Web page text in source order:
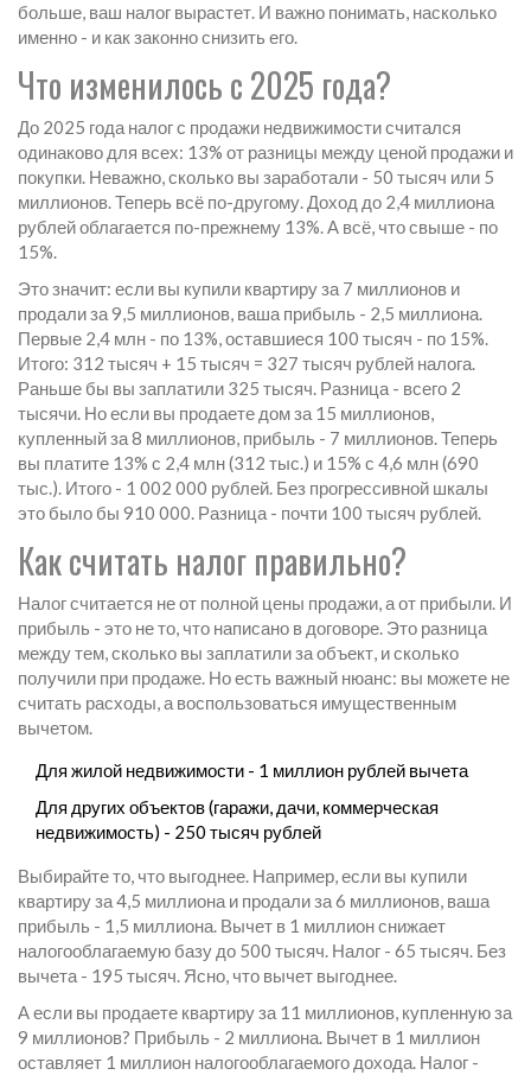
больше, ваш налог вырастет. И важно понимать, насколько
именно - и как законно снизить его.
Что изменилось с 2025 года?
До 2025 года налог с продажи недвижимости считался
одинаково для всех: 13% от разницы между ценой продажи и
покупки. Неважно, сколько вы заработали - 50 тысяч или 5
миллионов. Теперь всё по-другому. Доход до 2,4 миллиона
рублей облагается по-прежнему 13%. А всё, что свыше - по
15%.
Это значит: если вы купили квартиру за 7 миллионов и
продали за 9,5 миллионов, ваша прибыль - 2,5 миллиона.
Первые 2,4 млн - по 13%, оставшиеся 100 тысяч - по 15%.
Итого: 312 тысяч + 15 тысяч = 327 тысяч рублей налога.
Раньше бы вы заплатили 325 тысяч. Разница - всего 2
тысячи. Но если вы продаете дом за 15 миллионов,
купленный за 8 миллионов, прибыль - 7 миллионов. Теперь
вы платите 13% с 2,4 млн (312 тыс.) и 15% с 4,6 млн (690
тыс.). Итого - 1 002 000 рублей. Без прогрессивной шкалы
это было бы 910 000. Разница - почти 100 тысяч рублей.
Как считать налог правильно?
Налог считается не от полной цены продажи, а от прибыли. И
прибыль - это не то, что написано в договоре. Это разница
между тем, сколько вы заплатили за объект, и сколько
получили при продаже. Но есть важный нюанс: вы можете не
считать расходы, а воспользоваться имущественным
вычетом.
Для жилой недвижимости - 1 миллион рублей вычета
Для других объектов (гаражи, дачи, коммерческая
недвижимость) - 250 тысяч рублей
Выбирайте то, что выгоднее. Например, если вы купили
квартиру за 4,5 миллиона и продали за 6 миллионов, ваша
прибыль - 1,5 миллиона. Вычет в 1 миллион снижает
налогооблагаемую базу до 500 тысяч. Налог - 65 тысяч. Без
вычета - 195 тысяч. Ясно, что вычет выгоднее.
А если вы продаете квартиру за 11 миллионов, купленную за
9 миллионов? Прибыль - 2 миллиона. Вычет в 1 миллион
оставляет 1 миллион налогооблагаемого дохода. Налог -